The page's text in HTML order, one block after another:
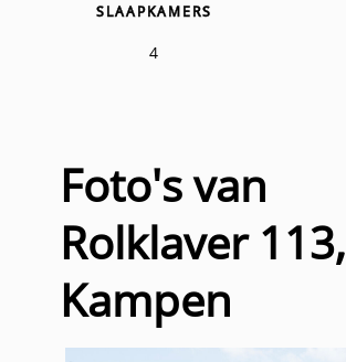
SLAAPKAMERS
4
Foto's van
Rolklaver 113,
Kampen